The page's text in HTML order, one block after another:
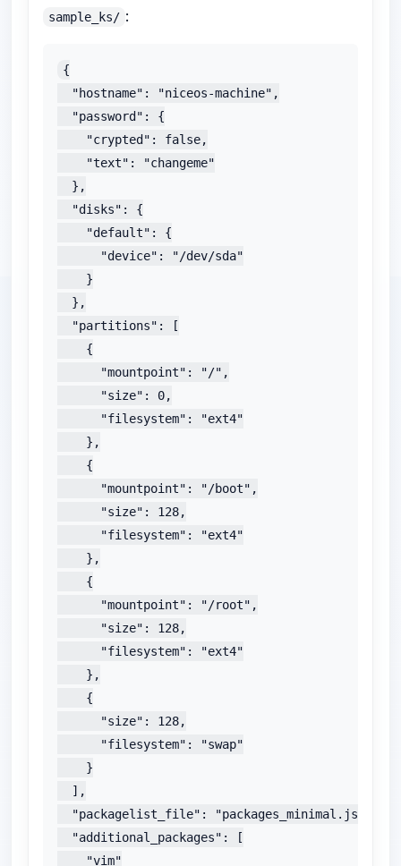
sample_ks/ :
{
  "hostname": "niceos-machine",
  "password": {
    "crypted": false,
    "text": "changeme"
  },
  "disks": {
    "default": {
      "device": "/dev/sda"
    }
  },
  "partitions": [
    {
      "mountpoint": "/",
      "size": 0,
      "filesystem": "ext4"
    },
    {
      "mountpoint": "/boot",
      "size": 128,
      "filesystem": "ext4"
    },
    {
      "mountpoint": "/root",
      "size": 128,
      "filesystem": "ext4"
    },
    {
      "size": 128,
      "filesystem": "swap"
    }
  ],
  "packagelist_file": "packages_minimal.json",
  "additional_packages": [
    "vim"